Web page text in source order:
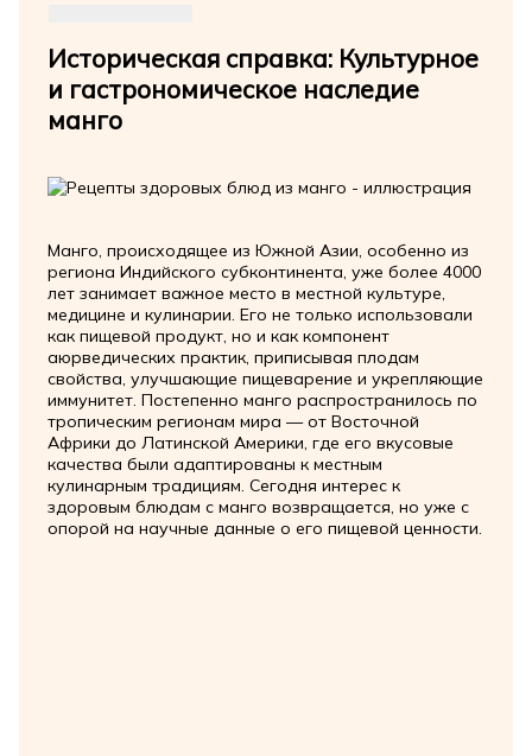
Историческая справка: Культурное
и гастрономическое наследие
манго
Манго, происходящее из Южной Азии, особенно из
региона Индийского субконтинента, уже более 4000
лет занимает важное место в местной культуре,
медицине и кулинарии. Его не только использовали
как пищевой продукт, но и как компонент
аюрведических практик, приписывая плодам
свойства, улучшающие пищеварение и укрепляющие
иммунитет. Постепенно манго распространилось по
тропическим регионам мира — от Восточной
Африки до Латинской Америки, где его вкусовые
качества были адаптированы к местным
кулинарным традициям. Сегодня интерес к
здоровым блюдам с манго возвращается, но уже с
опорой на научные данные о его пищевой ценности.